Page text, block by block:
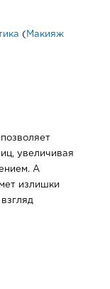
( Макияж
увеличивая
А
излишки